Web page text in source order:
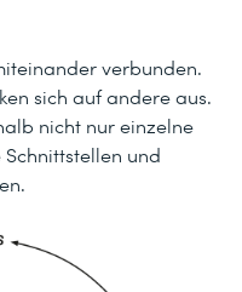
verbunden.
sich auf andere aus.
nicht nur einzelne
und